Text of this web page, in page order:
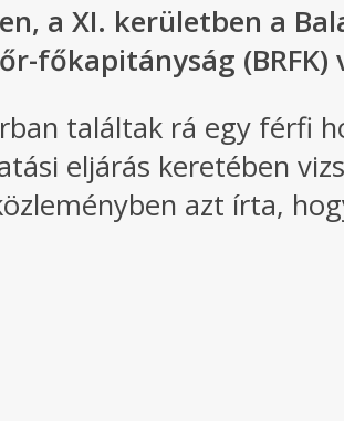
a XI. kerületben a
főkapitányság (BRFK)
találtak rá egy férfi
eljárás keretében
azt írta,